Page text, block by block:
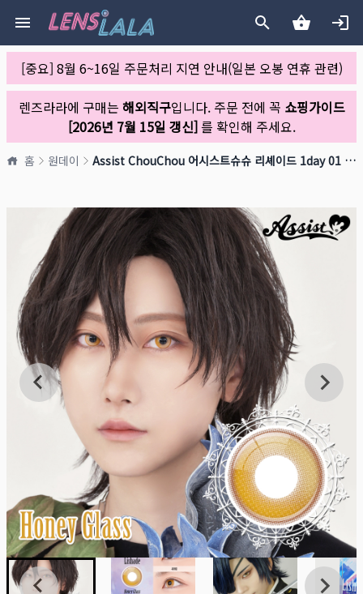
[중요] 8월 6~16일 주문처리 지연 안내(일본 오봉 연휴 관련)
렌즈라라에 구매는 해외직구입니다. 주문 전에 꼭 쇼핑가이드
[2026년 7월 15일 갱신]를 확인해 주세요.
홈 원데이 Assist ChouChou 어시스트슈슈 리셰이드 1day 01 허니글래스(1박스 6개들이)